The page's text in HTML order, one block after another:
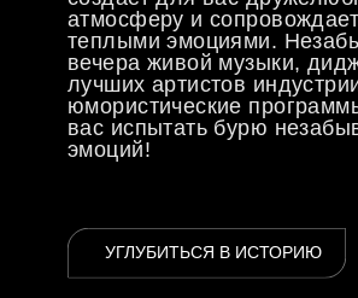
На наших мероприятиях всегда царит
атмосфера веселья и дружелюбия.
Мы стараемся сделать так, чтобы
каждый гость чувствовал себя
комфортно и уютно.